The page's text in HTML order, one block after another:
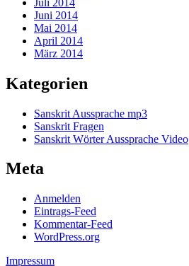
Juni 2014
Mai 2014
April 2014
März 2014
Kategorien
Sanskrit Aussprache mp3
Sanskrit Fragen
Sanskrit Wörter Aussprache Video
Meta
Anmelden
Eintrags-Feed
Kommentar-Feed
WordPress.org
Impressum